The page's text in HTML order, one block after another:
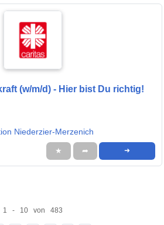
(w/m/d) - Hier bist Du richtig!
Niederzier-Merzenich
★ ➦ ➜
1 - 10 von 483